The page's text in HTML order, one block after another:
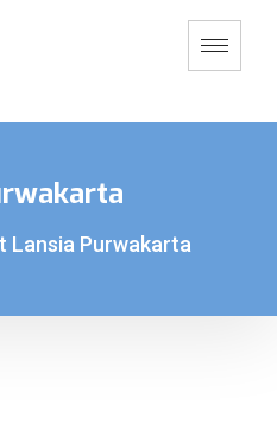
Lansia Purwakarta